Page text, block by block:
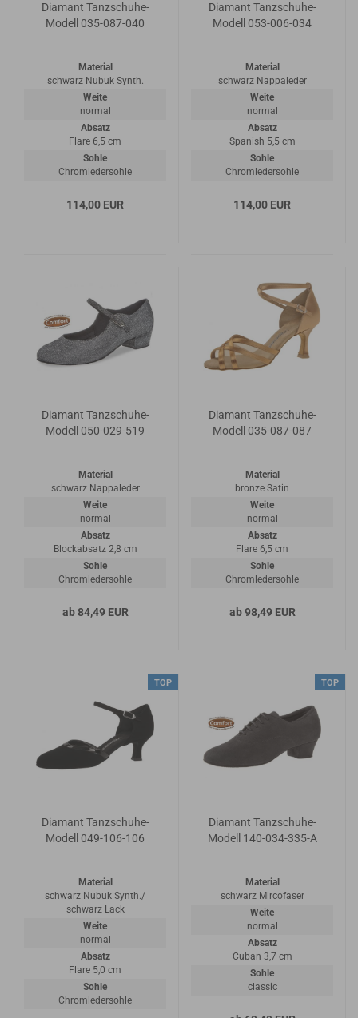
Diamant Tanzschuhe-
Modell 035-087-040
Material
schwarz Nubuk Synth.
Weite
normal
Absatz
Flare 6,5 cm
Sohle
Chromledersohle
114,00 EUR
Diamant Tanzschuhe-
Modell 053-006-034
Material
schwarz Nappaleder
Weite
normal
Absatz
Spanish 5,5 cm
Sohle
Chromledersohle
114,00 EUR
Diamant Tanzschuhe-
Modell 050-029-519
Material
schwarz Nappaleder
Weite
normal
Absatz
Blockabsatz 2,8 cm
Sohle
Chromledersohle
ab 84,49 EUR
Diamant Tanzschuhe-
Modell 035-087-087
Material
bronze Satin
Weite
normal
Absatz
Flare 6,5 cm
Sohle
Chromledersohle
ab 98,49 EUR
TOP
Diamant Tanzschuhe-
Modell 049-106-106
Material
schwarz Nubuk Synth./
schwarz Lack
Weite
normal
Absatz
Flare 5,0 cm
Sohle
Chromledersohle
TOP
Diamant Tanzschuhe-
Modell 140-034-335-A
Material
schwarz Mircofaser
Weite
normal
Absatz
Cuban 3,7 cm
Sohle
classic